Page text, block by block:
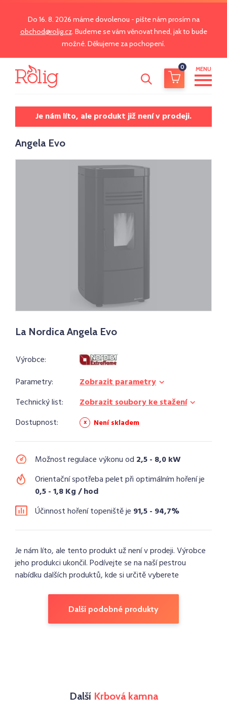
Do 16. 8. 2026 máme dovolenou - pište nám prosím na
obchod@rolig.cz. Budeme se vám věnovat hned, jak to bude
možné. Děkujeme za pochopení.
0 MENU
Je nám líto, ale produkt již není v prodeji.
Angela Evo
La Nordica Angela Evo
Výrobce:
Parametry:
Zobrazit parametry
Technický list:
Zobrazit soubory ke stažení
Dostupnost:
Není skladem
Možnost regulace výkonu od 2,5 - 8,0 kW
Orientační spotřeba pelet při optimálním hoření je
0,5 - 1,8 Kg / hod
Účinnost hoření topeniště je 91,5 - 94,7%
Je nám líto, ale tento produkt už není v prodeji. Výrobce
jeho produkci ukončil. Podívejte se na naší pestrou
nabídku dalších produktů, kde si určitě vyberete
Další podobné produkty
Další Krbová kamna